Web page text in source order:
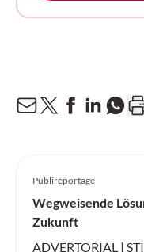
Publireportage
Wegweisende
Zukunft
ADVERTORIAL |